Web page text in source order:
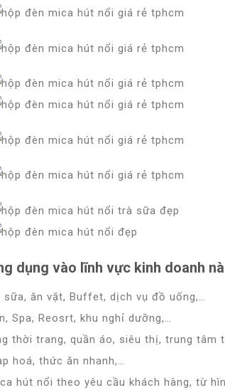
dụng vào lĩnh vực kinh doanh
sữa, ăn vặt, Buffet, dịch vụ đồ uống,…
Spa, Reosrt, khu nghỉ dưỡng,…
thời trang, quần áo, siêu thị, trung tâm
hoá, thức ăn nhanh,…
hút nổi theo yêu cầu khách hàng, từ